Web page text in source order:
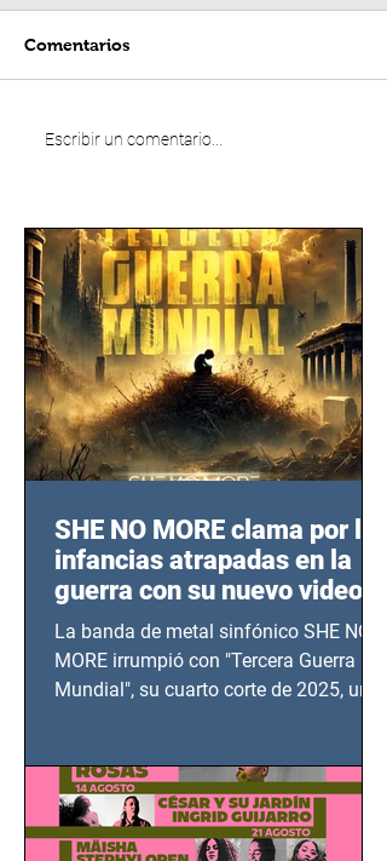
Comentarios
Escribir un comentario...
SHE NO MORE clama por las
infancias atrapadas en la
guerra con su nuevo video
TERCERA GUERRA
MUNDIAL
La banda de metal sinfónico SHE NO
MORE irrumpió con "Tercera Guerra
Mundial", su cuarto corte de 2025, un
bélicos.